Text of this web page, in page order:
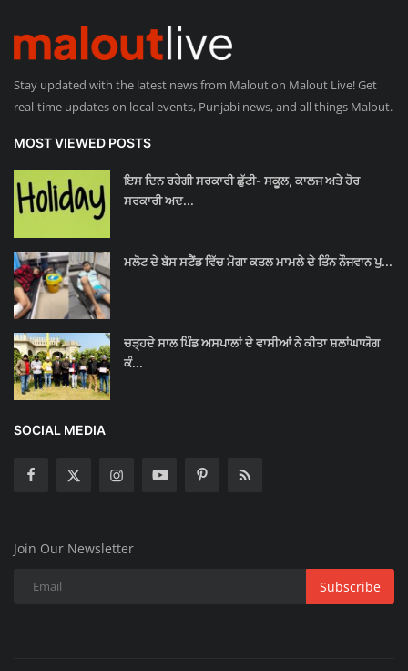
Stay updated with the latest news from Malout on Malout Live! Get
real-time updates on local events, Punjabi news, and all things Malout.
MOST VIEWED POSTS
ਇਸ ਦਿਨ ਰਹੇਗੀ ਸਰਕਾਰੀ ਛੁੱਟੀ- ਸਕੂਲ, ਕਾਲਜ ਅਤੇ ਹੋਰ
ਸਰਕਾਰੀ ਅਦ...
ਮਲੋਟ ਦੇ ਬੱਸ ਸਟੈਂਡ ਵਿੱਚ ਮੋਗਾ ਕਤਲ ਮਾਮਲੇ ਦੇ ਤਿੰਨ ਨੌਜਵਾਨ ਪੁ...
ਚੜ੍ਹਦੇ ਸਾਲ ਪਿੰਡ ਅਸਪਾਲਾਂ ਦੇ ਵਾਸੀਆਂ ਨੇ ਕੀਤਾ ਸ਼ਲਾਂਘਾਯੋਗ
ਕੰ...
SOCIAL MEDIA
Join Our Newsletter
Subscribe